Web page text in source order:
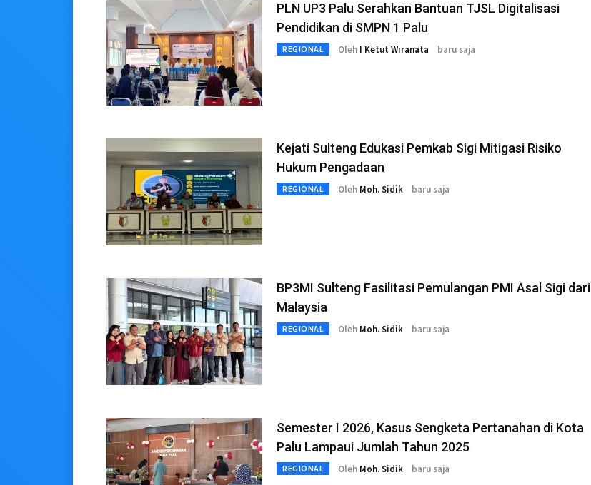
PLN UP3 Palu Serahkan Bantuan TJSL Digitalisasi
Pendidikan di SMPN 1 Palu
REGIONAL Oleh I Ketut Wiranata baru saja
Kejati Sulteng Edukasi Pemkab Sigi Mitigasi Risiko
Hukum Pengadaan
REGIONAL Oleh Moh. Sidik baru saja
BP3MI Sulteng Fasilitasi Pemulangan PMI Asal Sigi dari
Malaysia
REGIONAL Oleh Moh. Sidik baru saja
Semester I 2026, Kasus Sengketa Pertanahan di Kota
Palu Lampaui Jumlah Tahun 2025
REGIONAL Oleh Moh. Sidik baru saja